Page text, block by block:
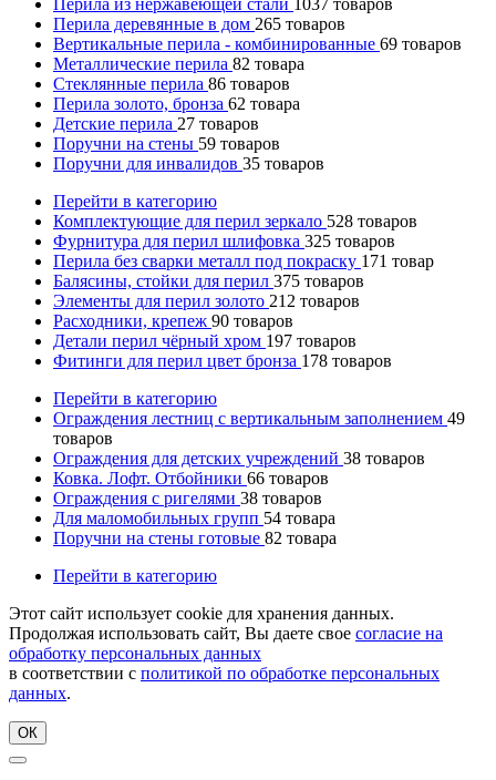
Перила из нержавеющей стали 1037 товаров
Перила деревянные в дом 265 товаров
Вертикальные перила - комбинированные 69 товаров
Металлические перила 82 товара
Стеклянные перила 86 товаров
Перила золото, бронза 62 товара
Детские перила 27 товаров
Поручни на стены 59 товаров
Поручни для инвалидов 35 товаров
Перейти в категорию
Комплектующие для перил зеркало 528 товаров
Фурнитура для перил шлифовка 325 товаров
Перила без сварки металл под покраску 171 товар
Балясины, стойки для перил 375 товаров
Элементы для перил золото 212 товаров
Расходники, крепеж 90 товаров
Детали перил чёрный хром 197 товаров
Фитинги для перил цвет бронза 178 товаров
Перейти в категорию
Ограждения лестниц с вертикальным заполнением 49
товаров
Ограждения для детских учреждений 38 товаров
Ковка. Лофт. Отбойники 66 товаров
Ограждения с ригелями 38 товаров
Для маломобильных групп 54 товара
Поручни на стены готовые 82 товара
Перейти в категорию
Этот сайт использует cookie для хранения данных.
Продолжая использовать сайт, Вы даете свое согласие на
обработку персональных данных
в соответствии с политикой по обработке персональных
данных.
ОК